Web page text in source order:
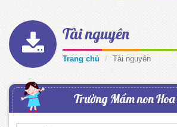
Tài nguyên
Trang chủ Tài nguyên
Trường Mầm non Hoa